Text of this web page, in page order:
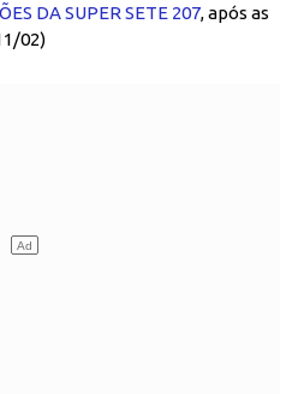
DA SUPER SETE 207, após as
02)